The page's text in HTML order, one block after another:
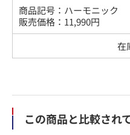
商品記号： ハーモニック
販売価格： 11,990円
在
この商品と比較され